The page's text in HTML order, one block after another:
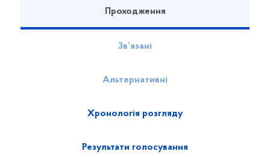
Проходження
Зв’язані
Альтернативні
Хронологія розгляду
Результати голосування